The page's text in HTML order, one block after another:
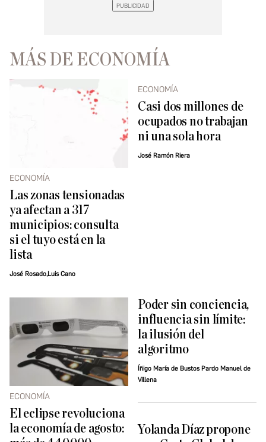
MÁS DE ECONOMÍA
ECONOMÍA
Las zonas tensionadas
ya afectan a 317
municipios: consulta
si el tuyo está en la
lista
José Rosado,Luis Cano
ECONOMÍA
Casi dos millones de
ocupados no trabajan
ni una sola hora
José Ramón Riera
ECONOMÍA
El eclipse revoluciona
la economía de agosto:
Poder sin conciencia,
influencia sin límite:
la ilusión del
algoritmo
Íñigo María de Bustos Pardo Manuel de
Villena
Yolanda Díaz propone